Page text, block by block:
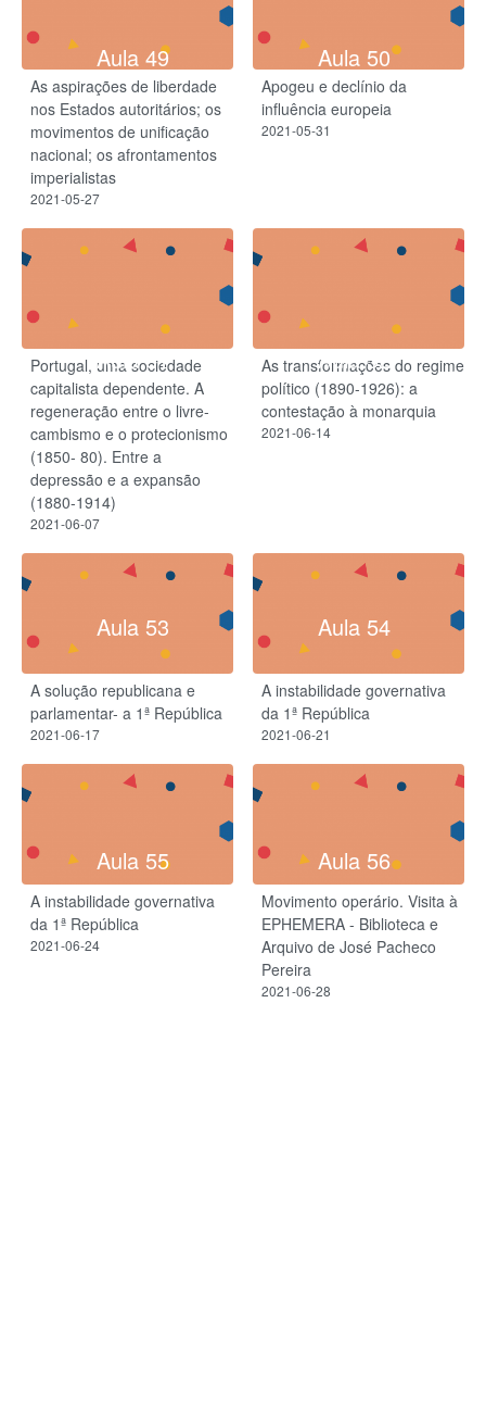
Aula 49
As aspirações de liberdade
nos Estados autoritários; os
movimentos de unificação
nacional; os afrontamentos
imperialistas
2021-05-27
Aula 50
Apogeu e declínio da
influência europeia
2021-05-31
Aula 51
Portugal, uma sociedade
capitalista dependente. A
regeneração entre o livre-
cambismo e o protecionismo
(1850- 80). Entre a
depressão e a expansão
(1880-1914)
2021-06-07
Aula 52
As transformações do regime
político (1890-1926): a
contestação à monarquia
2021-06-14
Aula 53
A solução republicana e
parlamentar- a 1ª República
2021-06-17
Aula 54
A instabilidade governativa
da 1ª República
2021-06-21
Aula 55
A instabilidade governativa
da 1ª República
2021-06-24
Aula 56
Movimento operário. Visita à
EPHEMERA - Biblioteca e
Arquivo de José Pacheco
Pereira
2021-06-28